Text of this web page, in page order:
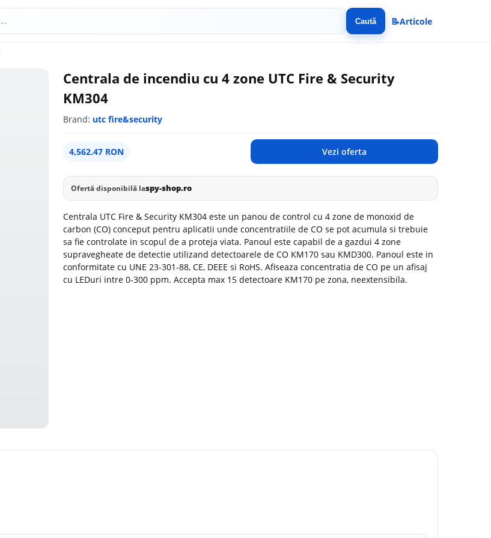
Caută 📝Articole
Centrala de incendiu cu 4 zone UTC Fire & Security
KM304
Brand: utc fire&security
4,562.47 RON Vezi oferta
Ofertă disponibilă laspy-shop.ro
Centrala UTC Fire & Security KM304 este un panou de control cu 4 zone de monoxid de
carbon (CO) conceput pentru aplicatii unde concentratiile de CO se pot acumula si trebuie
sa fie controlate in scopul de a proteja viata. Panoul este capabil de a gazdui 4 zone
supravegheate de detectie utilizand detectoarele de CO KM170 sau KMD300. Panoul este in
conformitate cu UNE 23-301-88, CE, DEEE si RoHS. Afiseaza concentratia de CO pe un afisaj
cu LEDuri intre 0-300 ppm. Accepta max 15 detectoare KM170 pe zona, neextensibila.